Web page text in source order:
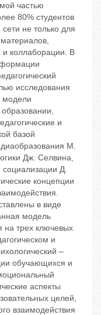
частью
80% студентов
не только для
и коллаборации. В
исследования
модели
и
базой
М.
Дж. Селвина,
Д.
концепции
в виде
модель
на трех ключевых
и
–
обучающихся и
аспекты
целей,
взаимодействия